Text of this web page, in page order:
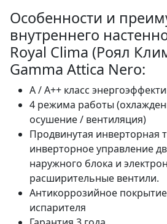
Особенности и
внутреннего
Royal Clima (Роял
Gamma Attica Nero:
A / A++ класс
4 режима работы
осушение / вентиляция)
Продвинутая инверторная
инверторное управление
наружного блока и
расширительные вентили.
Антикоррозийное
испарителя